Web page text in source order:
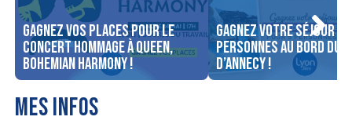
Gagnez vos places pour le
concert Hommage à Queen,
Bohemian Harmony !
Gagnez votre séjour
personnes au bord du
d’Annecy !
MES INFOS